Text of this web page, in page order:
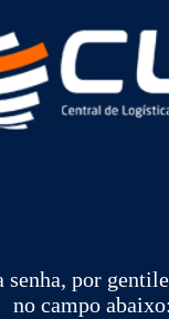
senha, por
no campo abaixo: